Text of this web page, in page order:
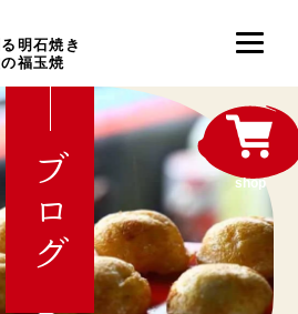
明石焼き
福玉焼
ブログ shop